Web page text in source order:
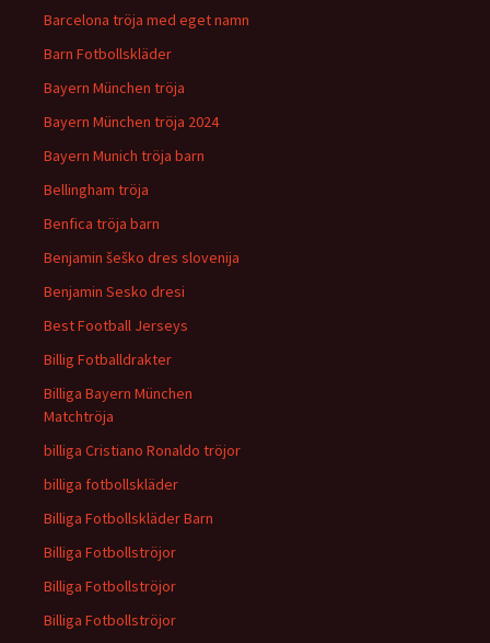
Barcelona tröja med eget namn
Barn Fotbollskläder
Bayern München tröja
Bayern München tröja 2024
Bayern Munich tröja barn
Bellingham tröja
Benfica tröja barn
Benjamin šeško dres slovenija
Benjamin Sesko dresi
Best Football Jerseys
Billig Fotballdrakter
Billiga Bayern München
Matchtröja
billiga Cristiano Ronaldo tröjor
billiga fotbollskläder
Billiga Fotbollskläder Barn
Billiga Fotbollströjor
Billiga Fotbollströjor
Billiga Fotbollströjor